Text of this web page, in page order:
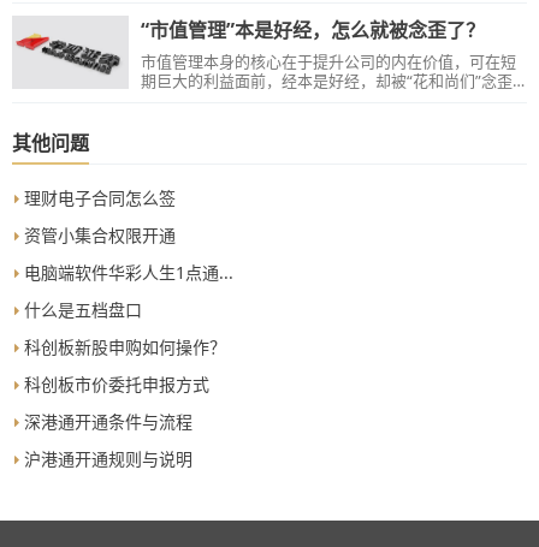
“市值管理”本是好经，怎么就被念歪了？
市值管理本身的核心在于提升公司的内在价值，可在短
期巨大的利益面前，经本是好经，却被“花和尚们”念歪
其他问题
理财电子合同怎么签
资管小集合权限开通
电脑端软件华彩人生1点通...
什么是五档盘口
科创板新股申购如何操作？
科创板市价委托申报方式
深港通开通条件与流程
沪港通开通规则与说明